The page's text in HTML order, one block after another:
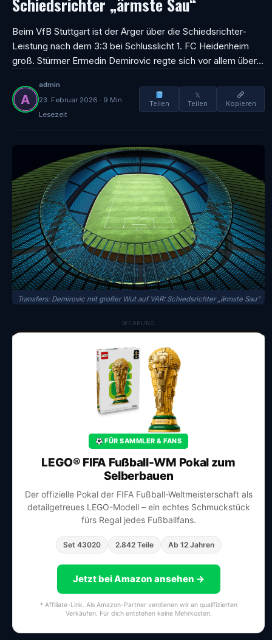
Beim VfB Stuttgart ist der Ärger über die Schiedsrichter-
Leistung nach dem 3:3 bei Schlusslicht 1. FC Heidenheim
groß. Stürmer Ermedin Demirovic regte sich vor allem über…
admin
23. Februar 2026 · 9 Min.
Lesezeit
Teilen
𝕏
Teilen
Kopieren
Transfers: Demirovic mit großer Wut auf VAR: Schiedsrichter „ärmste Sau“
WERBUNG
FÜR SAMMLER & FANS
LEGO® FIFA Fußball-WM Pokal zum
Selberbauen
Der offizielle Pokal der FIFA Fußball-Weltmeisterschaft als
detailgetreues LEGO-Modell – ein echtes Schmuckstück
fürs Regal jedes Fußballfans.
Set 43020 2.842 Teile Ab 12 Jahren
Jetzt bei Amazon ansehen →
* Affiliate-Link. Als Amazon-Partner verdienen wir an qualifizierten
Verkäufen. Für dich entstehen keine Mehrkosten.